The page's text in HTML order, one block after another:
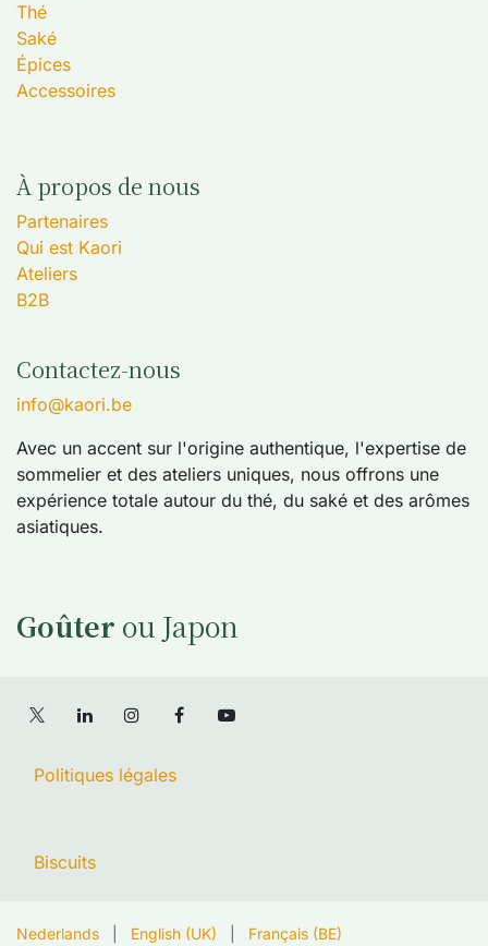
Thé
Saké
Épices
Accessoires
À propos de nous
Partenaires
Qui est Kaori
Ateliers
B2B
Contactez-nous
info@kaori.be
Avec un accent sur l'origine authentique, l'expertise de
sommelier et des ateliers uniques, nous offrons une
expérience totale autour du thé, du saké et des arômes
asiatiques.
Goûter ou Japon
Politiques légales
Biscuits
Nederlands English (UK) Français (BE)